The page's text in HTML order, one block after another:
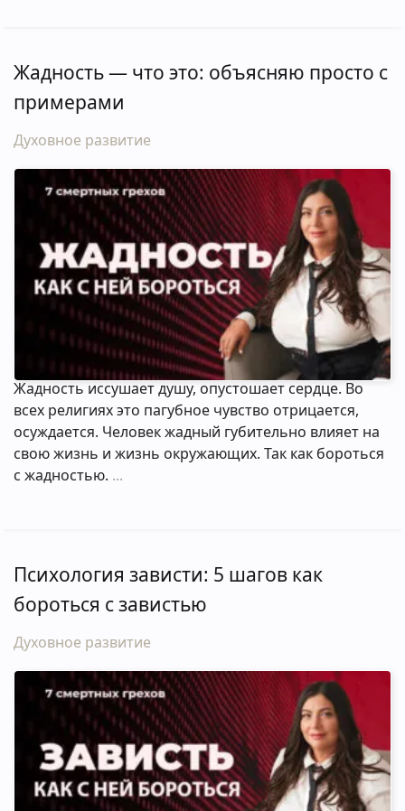
Жадность — что это: объясняю просто с
примерами
Духовное развитие
Жадность иссушает душу, опустошает сердце. Во
всех религиях это пагубное чувство отрицается,
осуждается. Человек жадный губительно влияет на
свою жизнь и жизнь окружающих. Так как бороться
с жадностью.
Психология зависти: 5 шагов как
бороться с завистью
Духовное развитие